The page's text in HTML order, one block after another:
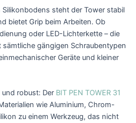
steht der Tower stabil
bietet Grip beim Arbeiten. Ob
oder LED-Lichterkette – die
sämtliche gängigen Schraubentypen
Geräte und kleiner
robust: Der BIT PEN TOWER 31
wie Aluminium, Chrom-
zu einem Werkzeug, das nicht